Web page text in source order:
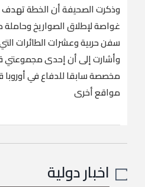
وذكرت الصحيفة ‌أن الخطة تهدف
غواصة لإطلاق الصواريخ وحاملة
سفن حربية وعشرات الطائرات
‌وأشارت إلى أن إحدى مجموعتي
مخصصة ⁠سابقا ⁠للدفاع في
مواقع أخرى
اخبار دولية